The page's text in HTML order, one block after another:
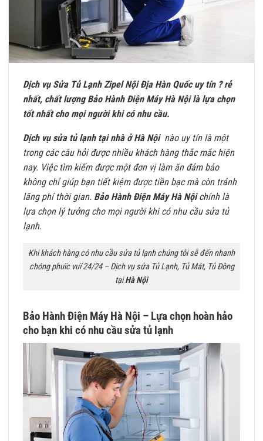
Dịch vụ Sửa Tủ Lạnh Zipel Nội Địa Hàn Quốc uy tín ? rẻ
nhất, chất lượng Bảo Hành Điện Máy Hà Nội là lựa chọn
tốt nhất cho mọi người khi có nhu cầu.
Dịch vụ sửa tủ lạnh tại nhà ởHà Nội nào uy tín là một
trong các câu hỏi được nhiều khách hàng thắc mắc hiện
nay. Việc tìm kiếm được một đơn vị làm ăn đảm bảo
không chỉ giúp bạn tiết kiệm được tiền bạc mà còn tránh
lãng phí thời gian. Bảo Hành Điện Máy Hà Nộichính là
lựa chọn lý tưởng cho mọi người khi có nhu cầu sửa tủ
lạnh.
Khi khách hàng có nhu cầu sửa tủ lạnh chúng tôi sẽ đến nhanh
chóng phuïc vuï 24/24 –Dịch vụ sửa Tủ Lạnh, Tủ Mát, Tủ Đông
tạiHà Nội
Bảo Hành Điện Máy Hà Nội – Lựa chọn hoàn hảo
cho bạn khi có nhu cầu sửa tủ lạnh